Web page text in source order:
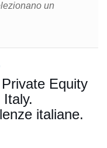
un
Equity
italiane.